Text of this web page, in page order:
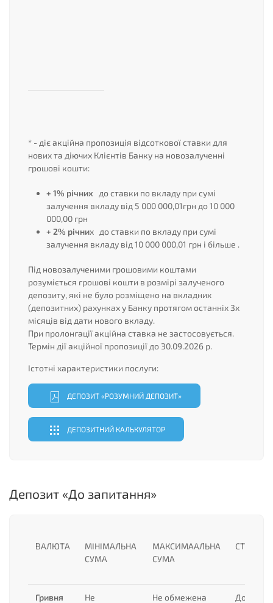
* - діє акційна пропозиція відсоткової ставки для
нових та діючих Клієнтів Банку на новозалученні
грошові кошти:
+ 1% річних
до ставки по вкладу при сумі
залучення вкладу від 5 000 000,01грн до 10 000
000,00 грн
+ 2% річних до ставки по вкладу при сумі
залучення вкладу від 10 000 000,01 грн і більше .
Під новозалученими грошовими коштами
розуміється грошові кошти в розмірі залученого
депозиту, які не було розміщено на вкладних
(депозитних) рахунках у Банку протягом останніх 3х
місяців від дати нового вкладу.
При пролонгації акційна ставка не застосовується.
Термін дії акційної пропозиції до 30.09.2026 р.
Істотні характеристики послуги:
ДЕПОЗИТ «РОЗУМНИЙ ДЕПОЗИТ»
ДЕПОЗИТНИЙ КАЛЬКУЛЯТОР
Депозит «До запитання»
ВАЛЮТА
МІНІМАЛЬНА
СУМА
МАКСИМААЛЬНА
СУМА
СТРОК
Гривня
Не
Не обмежена
До